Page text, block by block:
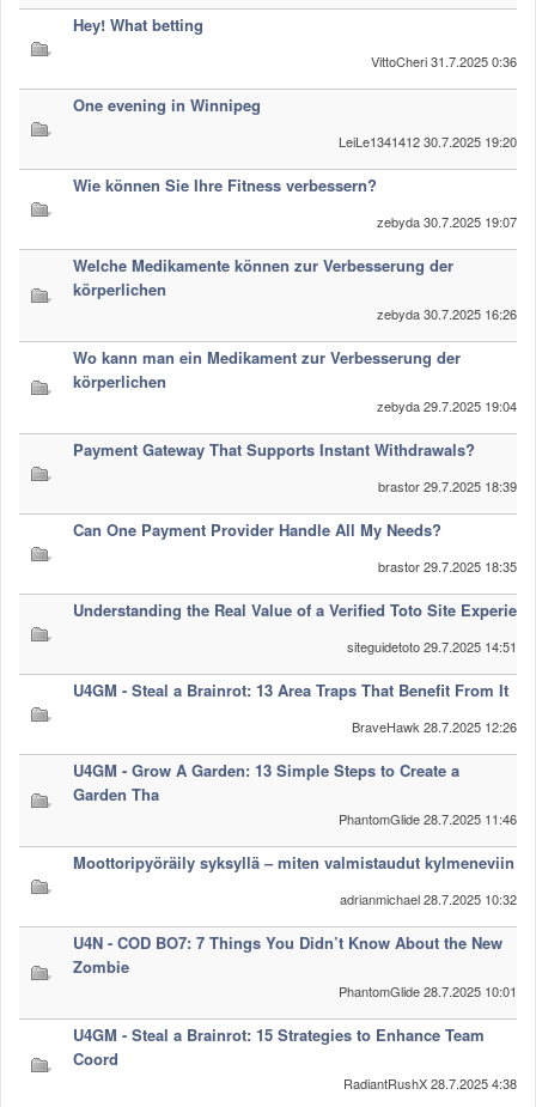
Hey! What betting
VittoCheri31.7.2025 0:36
One evening in Winnipeg
LeiLe134141230.7.2025 19:20
Wie können Sie Ihre Fitness verbessern?
zebyda30.7.2025 19:07
Welche Medikamente können zur Verbesserung der
körperlichen
zebyda30.7.2025 16:26
Wo kann man ein Medikament zur Verbesserung der
körperlichen
zebyda29.7.2025 19:04
Payment Gateway That Supports Instant Withdrawals?
brastor29.7.2025 18:39
Can One Payment Provider Handle All My Needs?
brastor29.7.2025 18:35
Understanding the Real Value of a Verified Toto Site Experie
siteguidetoto29.7.2025 14:51
U4GM - Steal a Brainrot: 13 Area Traps That Benefit From It
BraveHawk 28.7.2025 12:26
U4GM - Grow A Garden: 13 Simple Steps to Create a
Garden Tha
PhantomGlide28.7.2025 11:46
Moottoripyöräily syksyllä – miten valmistaudut kylmeneviin
adrianmichael28.7.2025 10:32
U4N - COD BO7: 7 Things You Didn’t Know About the New
Zombie
PhantomGlide28.7.2025 10:01
U4GM - Steal a Brainrot: 15 Strategies to Enhance Team
Coord
RadiantRushX28.7.2025 4:38